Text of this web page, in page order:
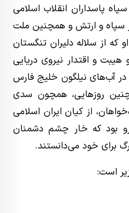
پاسداران انقلاب اسلامی
سپاه و ارتش و همچنین ملت
که از سلاله دلیران تنگستان
هیبت و اقتدار نیروی دریایی
در آب‌های نیلگون خلیج فارس
چنین روزهایی، همچون سدی
از کیان ایران اسلامی
رو بود که خار چشم دشمنان
برای خود می‌دانستند.
است: